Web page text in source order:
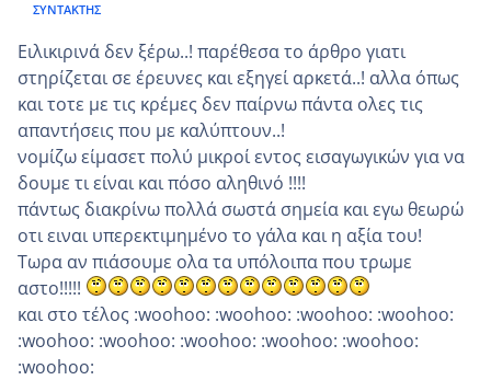
ΣΥΝΤΆΚΤΗΣ
Ειλικιρινά δεν ξέρω..! παρέθεσα το άρθρο γιατι
στηρίζεται σε έρευνες και εξηγεί αρκετά..! αλλα όπως
και τοτε με τις κρέμες δεν παίρνω πάντα ολες τις
απαντήσεις που με καλύπτουν..!
νομίζω είμασετ πολύ μικροί εντος εισαγωγικών για να
δουμε τι είναι και πόσο αληθινό !!!!
πάντως διακρίνω πολλά σωστά σημεία και εγω θεωρώ
οτι ειναι υπερεκτιμημένο το γάλα και η αξία του!
Τωρα αν πιάσουμε ολα τα υπόλοιπα που τρωμε
αστο!!!!!
και στο τέλος :woohoo: :woohoo: :woohoo: :woohoo:
:woohoo: :woohoo: :woohoo: :woohoo: :woohoo:
:woohoo: